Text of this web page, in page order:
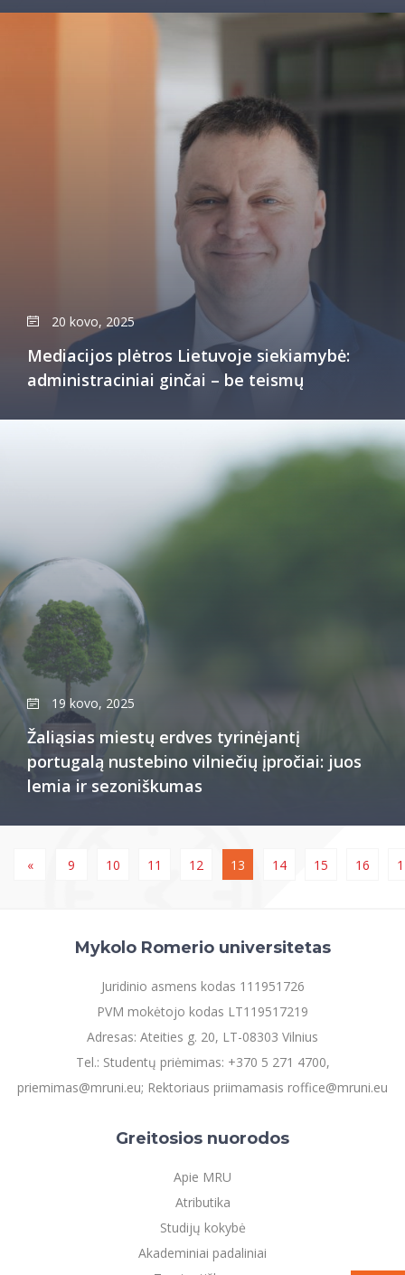
20 kovo, 2025
Mediacijos plėtros Lietuvoje siekiamybė:
administraciniai ginčai – be teismų
19 kovo, 2025
Žaliąsias miestų erdves tyrinėjantį
portugalą nustebino vilniečių įpročiai: juos
lemia ir sezoniškumas
« 9 10 11 12 13 14 15 16
Mykolo Romerio universitetas
Juridinio asmens kodas 111951726
PVM mokėtojo kodas LT119517219
Adresas: Ateities g. 20, LT-08303 Vilnius
Tel.: Studentų priėmimas: +370 5 271 4700,
priemimas@mruni.eu; Rektoriaus priimamasis roffice@mruni.eu
Greitosios nuorodos
Apie MRU
Atributika
Studijų kokybė
Akademiniai padaliniai